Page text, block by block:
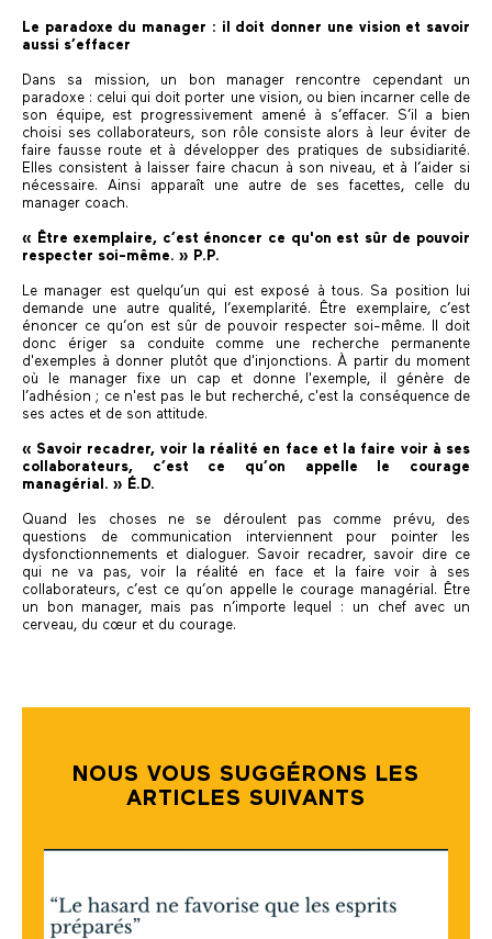
Le paradoxe du manager : il doit donner une vision et savoir
aussi s’effacer
Dans sa mission, un bon manager rencontre cependant un
paradoxe : celui qui doit porter une vision, ou bien incarner celle de
son équipe, est progressivement amené à s’effacer. S’il a bien
choisi ses collaborateurs, son rôle consiste alors à leur éviter de
faire fausse route et à développer des pratiques de subsidiarité.
Elles consistent à laisser faire chacun à son niveau, et à l’aider si
nécessaire. Ainsi apparaît une autre de ses facettes, celle du
manager coach.
« Être exemplaire, c’est énoncer ce qu'on est sûr de pouvoir
respecter soi-même. » P.P.
Le manager est quelqu’un qui est exposé à tous. Sa position lui
demande une autre qualité, l’exemplarité. Être exemplaire, c’est
énoncer ce qu’on est sûr de pouvoir respecter soi-même. Il doit
donc ériger sa conduite comme une recherche permanente
d'exemples à donner plutôt que d'injonctions. À partir du moment
où le manager fixe un cap et donne l'exemple, il génère de
l’adhésion ; ce n'est pas le but recherché, c'est la conséquence de
ses actes et de son attitude.
« Savoir recadrer, voir la réalité en face et la faire voir à ses
collaborateurs, c’est ce qu’on appelle le courage
managérial. » É.D.
Quand les choses ne se déroulent pas comme prévu, des
questions de communication interviennent pour pointer les
dysfonctionnements et dialoguer. Savoir recadrer, savoir dire ce
qui ne va pas, voir la réalité en face et la faire voir à ses
collaborateurs, c’est ce qu’on appelle le courage managérial. Être
un bon manager, mais pas n’importe lequel : un chef avec un
cerveau, du cœur et du courage.
NOUS VOUS SUGGÉRONS LES
ARTICLES SUIVANTS